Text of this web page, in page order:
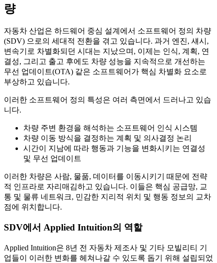
량
자동차 산업은 하드웨어 중심 설계에서 소프트웨어 정의 차량
(SDV) 으로의 세대적 전환을 겪고 있습니다. 과거 엔진, 섀시,
변속기로 차별화되던 시대는 지났으며, 이제는 인식, 계획, 연
결성, 그리고 출고 후에도 차량 성능을 지속적으로 개선하는
무선 업데이트(OTA) 같은 소프트웨어가 핵심 차별화 요소로
부상하고 있습니다.
이러한 소프트웨어 정의 특성은 여러 측면에서 드러나고 있습
니다.
차량 주변 환경을 해석하는 소프트웨어 인식 시스템
차량 이동 방식을 결정하는 계획 및 의사결정 논리
시간이 지남에 따라 행동과 기능을 변화시키는 연결성
및 무선 업데이트
이러한 차량은 사람, 물품, 데이터를 이동시키기 때문에 전략
적 인프라로 자리매김하고 있습니다. 이들은 핵심 공급망, 교
통 및 물류 네트워크, 민감한 지리적 위치 및 행동 정보의 교차
점에 위치합니다.
SDV에서 Applied Intuition의 역할
Applied Intuition은 8년 전 자동차 제조사 및 기타 모빌리티 기
업들이 이러한 변화를 헤쳐나갈 수 있도록 돕기 위해 설립되었